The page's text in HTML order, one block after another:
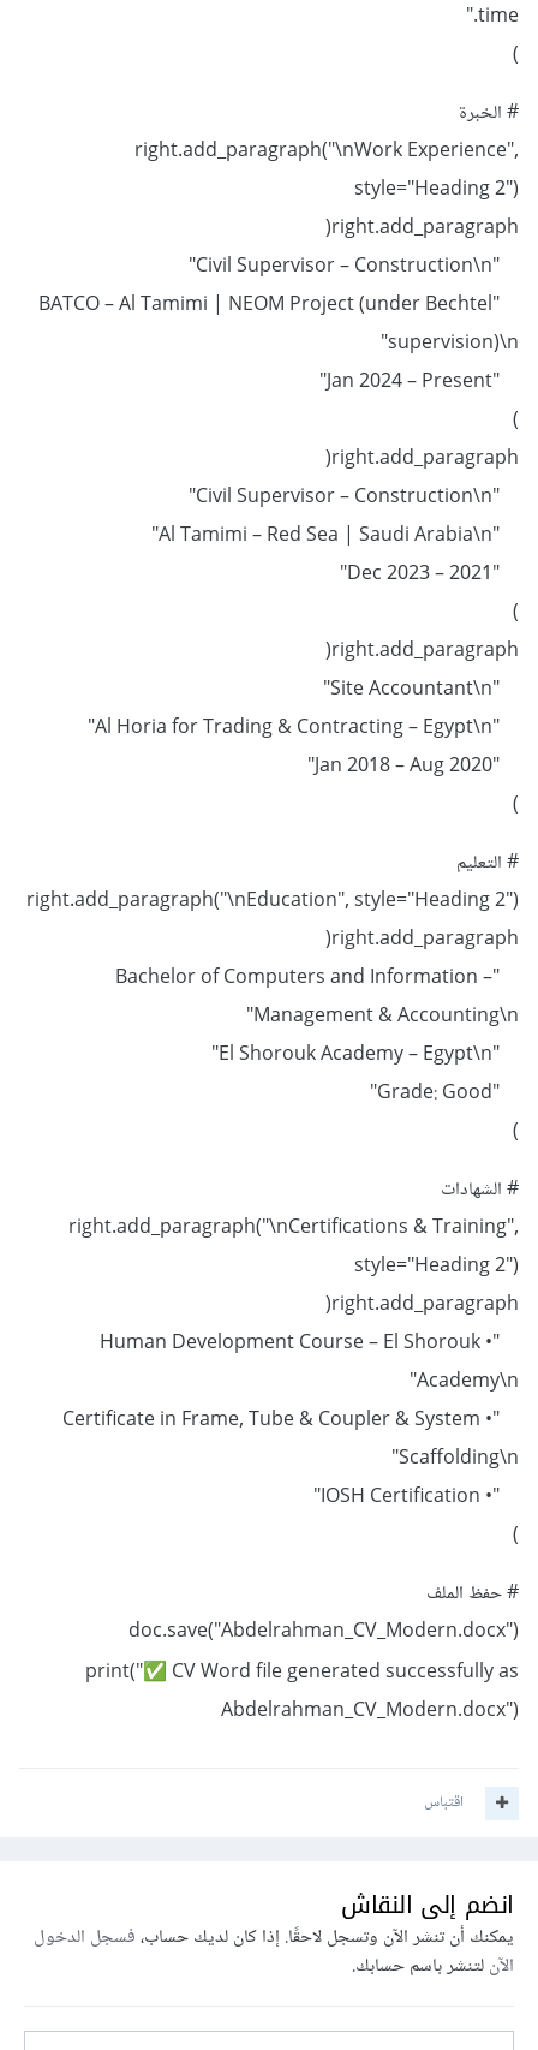
time."
# الخبرة
right.add_paragraph("\nWork Experience",
style="Heading 2")
right.add_paragraph(
"Civil Supervisor – Construction\n"
"BATCO – Al Tamimi | NEOM Project (under Bechtel
supervision)\n"
"Jan 2024 – Present"
right.add_paragraph(
"Civil Supervisor – Construction\n"
"Al Tamimi – Red Sea | Saudi Arabia\n"
"2021 – Dec 2023"
right.add_paragraph(
"Site Accountant\n"
"Al Horia for Trading & Contracting – Egypt\n"
"Jan 2018 – Aug 2020"
# التعليم
right.add_paragraph("\nEducation", style="Heading 2")
right.add_paragraph(
"Bachelor of Computers and Information –
Management & Accounting\n"
"El Shorouk Academy – Egypt\n"
"Grade: Good"
# الشهادات
right.add_paragraph("\nCertifications & Training",
style="Heading 2")
right.add_paragraph(
"• Human Development Course – El Shorouk
Academy\n"
"• Certificate in Frame, Tube & Coupler & System
Scaffolding\n"
"• IOSH Certification"
# حفظ الملف
doc.save("Abdelrahman_CV_Modern.docx")
print("✅ CV Word file generated successfully as
Abdelrahman_CV_Modern.docx")
اقتباس
انضم إلى النقاش
يمكنك أن تنشر الآن وتسجل لاحقًا. إذا كان لديك حساب،فسجل الدخول
الآنلتنشر باسم حسابك.